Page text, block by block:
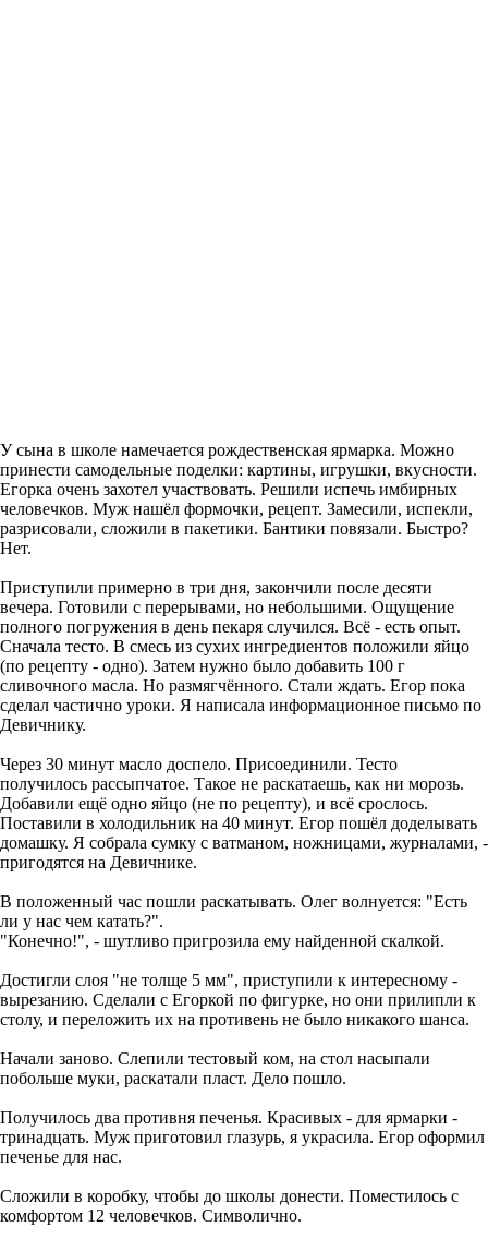
У сына в школе намечается рождественская ярмарка. Можно
принести самодельные поделки: картины, игрушки, вкусности.
Егорка очень захотел участвовать. Решили испечь имбирных
человечков. Муж нашёл формочки, рецепт. Замесили, испекли,
разрисовали, сложили в пакетики. Бантики повязали. Быстро?
Нет.
Приступили примерно в три дня, закончили после десяти
вечера. Готовили с перерывами, но небольшими. Ощущение
полного погружения в день пекаря случился. Всё - есть опыт.
Сначала тесто. В смесь из сухих ингредиентов положили яйцо
(по рецепту - одно). Затем нужно было добавить 100 г
сливочного масла. Но размягчённого. Стали ждать. Егор пока
сделал частично уроки. Я написала информационное письмо по
Девичнику.
Через 30 минут масло доспело. Присоединили. Тесто
получилось рассыпчатое. Такое не раскатаешь, как ни морозь.
Добавили ещё одно яйцо (не по рецепту), и всё срослось.
Поставили в холодильник на 40 минут. Егор пошёл доделывать
домашку. Я собрала сумку с ватманом, ножницами, журналами, -
пригодятся на Девичнике.
В положенный час пошли раскатывать. Олег волнуется: "Есть
ли у нас чем катать?".
"Конечно!", - шутливо пригрозила ему найденной скалкой.
Достигли слоя "не толще 5 мм", приступили к интересному -
вырезанию. Сделали с Егоркой по фигурке, но они прилипли к
столу, и переложить их на противень не было никакого шанса.
Начали заново. Слепили тестовый ком, на стол насыпали
побольше муки, раскатали пласт. Дело пошло.
Получилось два противня печенья. Красивых - для ярмарки -
тринадцать. Муж приготовил глазурь, я украсила. Егор оформил
печенье для нас.
Сложили в коробку, чтобы до школы донести. Поместилось с
комфортом 12 человечков. Символично.